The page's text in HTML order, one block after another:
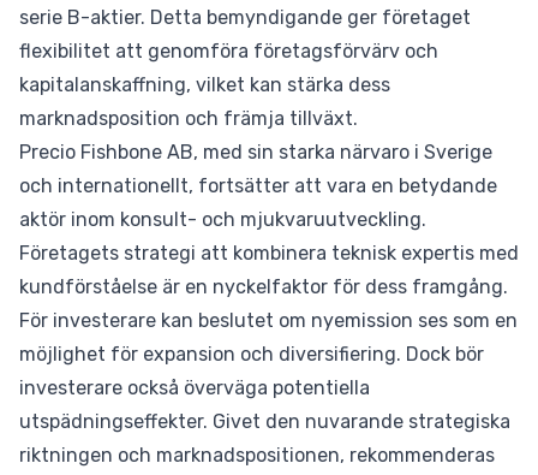
serie B-aktier. Detta bemyndigande ger företaget
flexibilitet att genomföra företagsförvärv och
kapitalanskaffning, vilket kan stärka dess
marknadsposition och främja tillväxt.
Precio Fishbone AB, med sin starka närvaro i Sverige
och internationellt, fortsätter att vara en betydande
aktör inom konsult- och mjukvaruutveckling.
Företagets strategi att kombinera teknisk expertis med
kundförståelse är en nyckelfaktor för dess framgång.
För investerare kan beslutet om nyemission ses som en
möjlighet för expansion och diversifiering. Dock bör
investerare också överväga potentiella
utspädningseffekter. Givet den nuvarande strategiska
riktningen och marknadspositionen, rekommenderas